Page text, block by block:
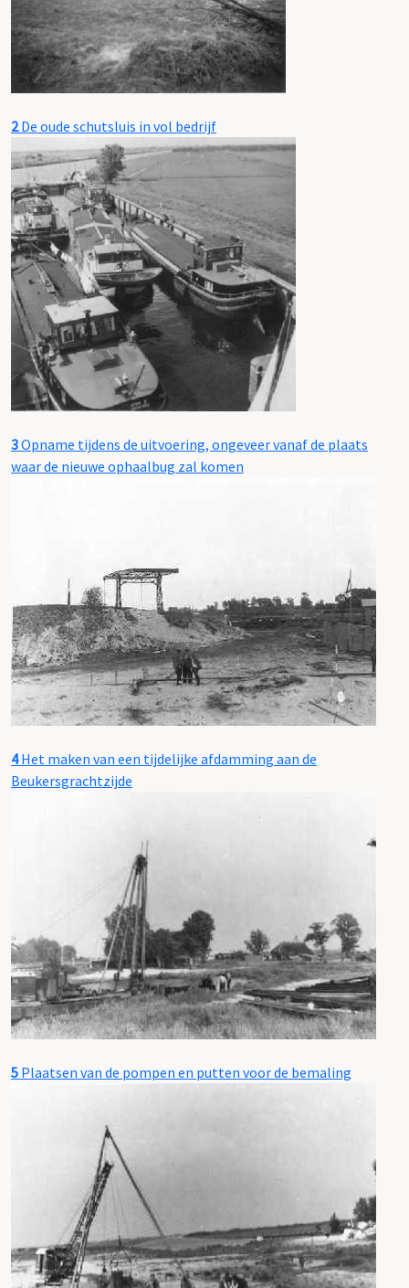
2De oude schutsluis in vol bedrijf
3Opname tijdens de uitvoering, ongeveer vanaf de plaats
waar de nieuwe ophaalbug zal komen
4Het maken van een tijdelijke afdamming aan de
Beukersgrachtzijde
5 Plaatsen van de pompen en putten voor de bemaling